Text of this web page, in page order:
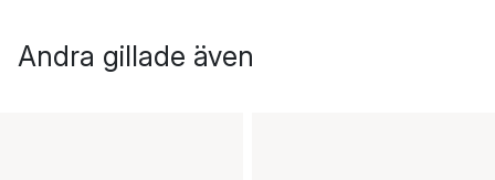
Andra gillade även